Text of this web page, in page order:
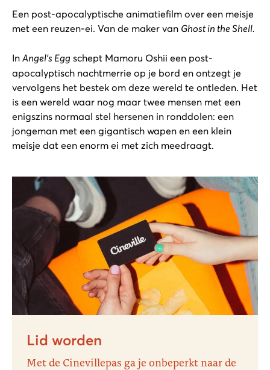
Een post-apocalyptische animatiefilm over een meisje
met een reuzen-ei. Van de maker van Ghost in the Shell.
In Angel’s Egg schept Mamoru Oshii een post-
apocalyptisch nachtmerrie op je bord en ontzegt je
vervolgens het bestek om deze wereld te ontleden. Het
is een wereld waar nog maar twee mensen met een
enigszins normaal stel hersenen in ronddolen: een
jongeman met een gigantisch wapen en een klein
meisje dat een enorm ei met zich meedraagt.
Lid worden
Met de Cinevillepas ga je onbeperkt naar de